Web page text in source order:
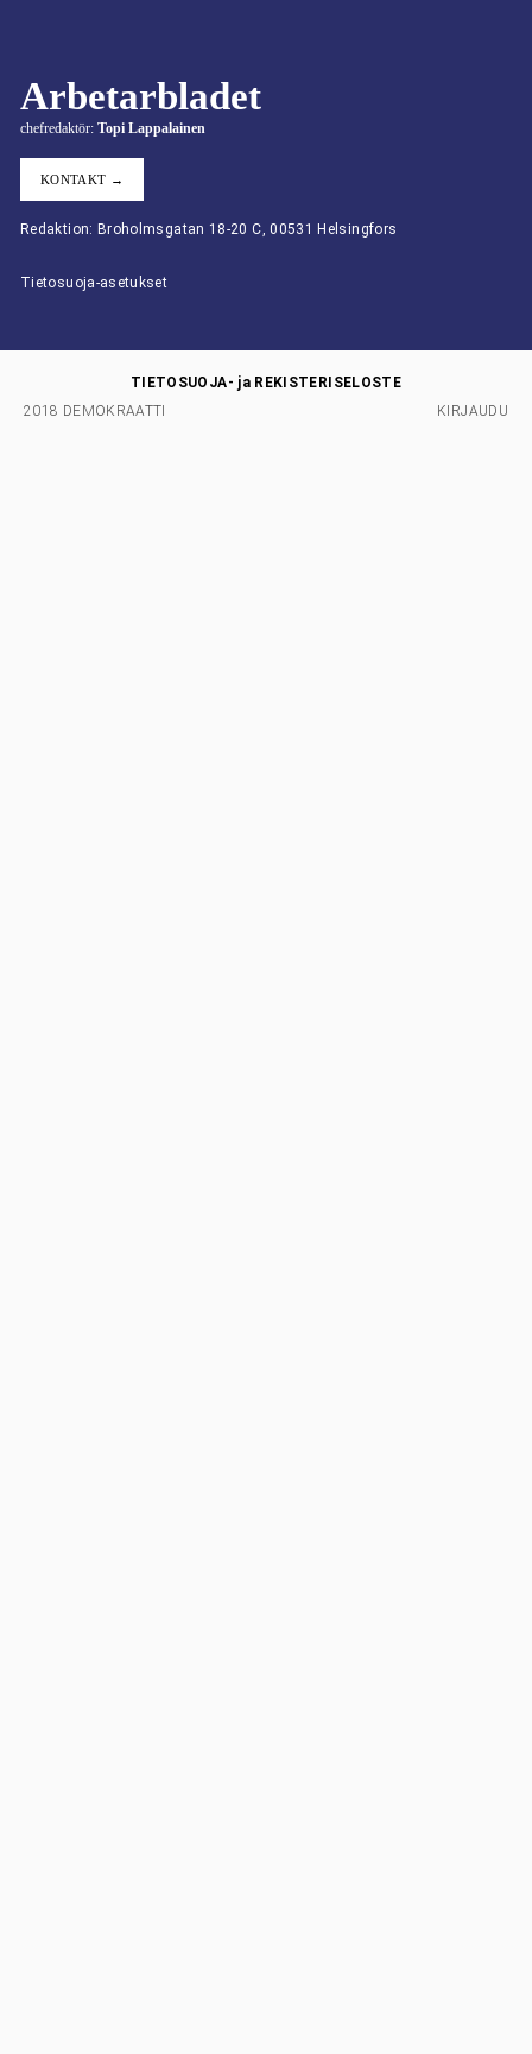
Arbetarbladet
chefredaktör: Topi Lappalainen
KONTAKT →
Redaktion: Broholmsgatan 18-20 C, 00531 Helsingfors
Tietosuoja-asetukset
2018 DEMOKRAATTI
TIETOSUOJA- ja REKISTERISELOSTE
KIRJAUDU